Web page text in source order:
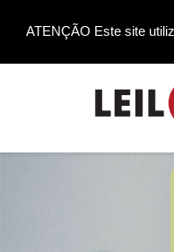
ATENÇÃO Este site